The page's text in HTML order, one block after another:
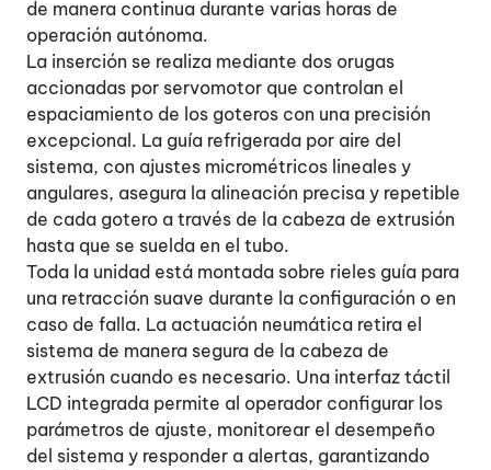
de manera continua durante varias horas de
operación autónoma.
La inserción se realiza mediante dos orugas
accionadas por servomotor que controlan el
espaciamiento de los goteros con una precisión
excepcional. La guía refrigerada por aire del
sistema, con ajustes micrométricos lineales y
angulares, asegura la alineación precisa y repetible
de cada gotero a través de la cabeza de extrusión
hasta que se suelda en el tubo.
Toda la unidad está montada sobre rieles guía para
una retracción suave durante la configuración o en
caso de falla. La actuación neumática retira el
sistema de manera segura de la cabeza de
extrusión cuando es necesario. Una interfaz táctil
LCD integrada permite al operador configurar los
parámetros de ajuste, monitorear el desempeño
del sistema y responder a alertas, garantizando